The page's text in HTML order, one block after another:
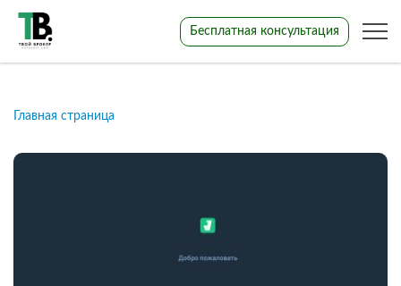
Бесплатная консультация
Главная страница